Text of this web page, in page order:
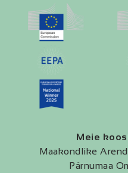
Meie
Maakondlike
Pärnumaa